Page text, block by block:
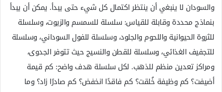
والسودان لا ينبغي أن ينتظر اكتمال كل شيء حتى يبدأ. يمكن أن يبدأ
بنماذج محددة وقابلة للقياس: سلسلة للسمسم والزيوت، وسلسلة
للثروة الحيوانية واللحوم والجلود، وسلسلة للفول السوداني، وسلسلة
للتجفيف الغذائي، وسلسلة للقطن والنسيج حيث تتوفر الجدوى،
ومراكز تعدين منظم للذهب. لكل سلسلة هدف واضح: كم قيمة
أضيفت؟ كم وظيفة خُلقت؟ كم فاقدًا انخفض؟ كم صادرًا زاد؟ وما